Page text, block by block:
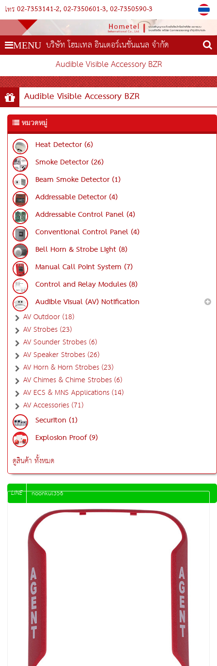
โทร 02-7353141-2 02-7350601-3 02-7350590-3
MENU บริษัท โฮมเทล อินเตอร์เนชั่นแนล จำกัด
Audible Visible Accessory BZR
Audible Visible Accessory BZR
หมวดหมู่
Heat Detector (6)
Smoke Detector (26)
Beam Smoke Detector (1)
Addressable Detector (4)
Addressable Control Panel (4)
Conventional Control Panel (4)
Bell Horn & Strobe Light (8)
Manual Call Point System (7)
Control and Relay Modules (8)
Audible Visual (AV) Notification
AV Outdoor (18)
AV Strobes (23)
AV Sounder Strobes (6)
AV Speaker Strobes (26)
AV Horn & Horn Strobes (23)
AV Chimes & Chime Strobes (6)
AV ECS & MNS Applications (14)
AV Accessories (71)
Securiton (1)
Explosion Proof (9)
ดูสินค้า ทั้งหมด
LINE noonkul356